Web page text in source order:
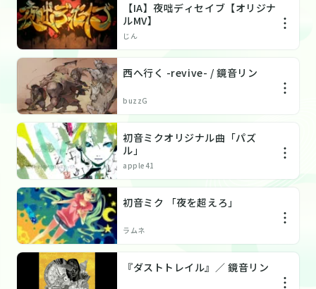
【IA】夜咄ディセイブ【オリジナ
ルMV】
じん
西へ行く -revive- / 鏡音リン
buzzG
初音ミクオリジナル曲「パズ
ル」
apple41
初音ミク 「夜を超えろ」
ラムネ
『ダストトレイル』／ 鏡音リン